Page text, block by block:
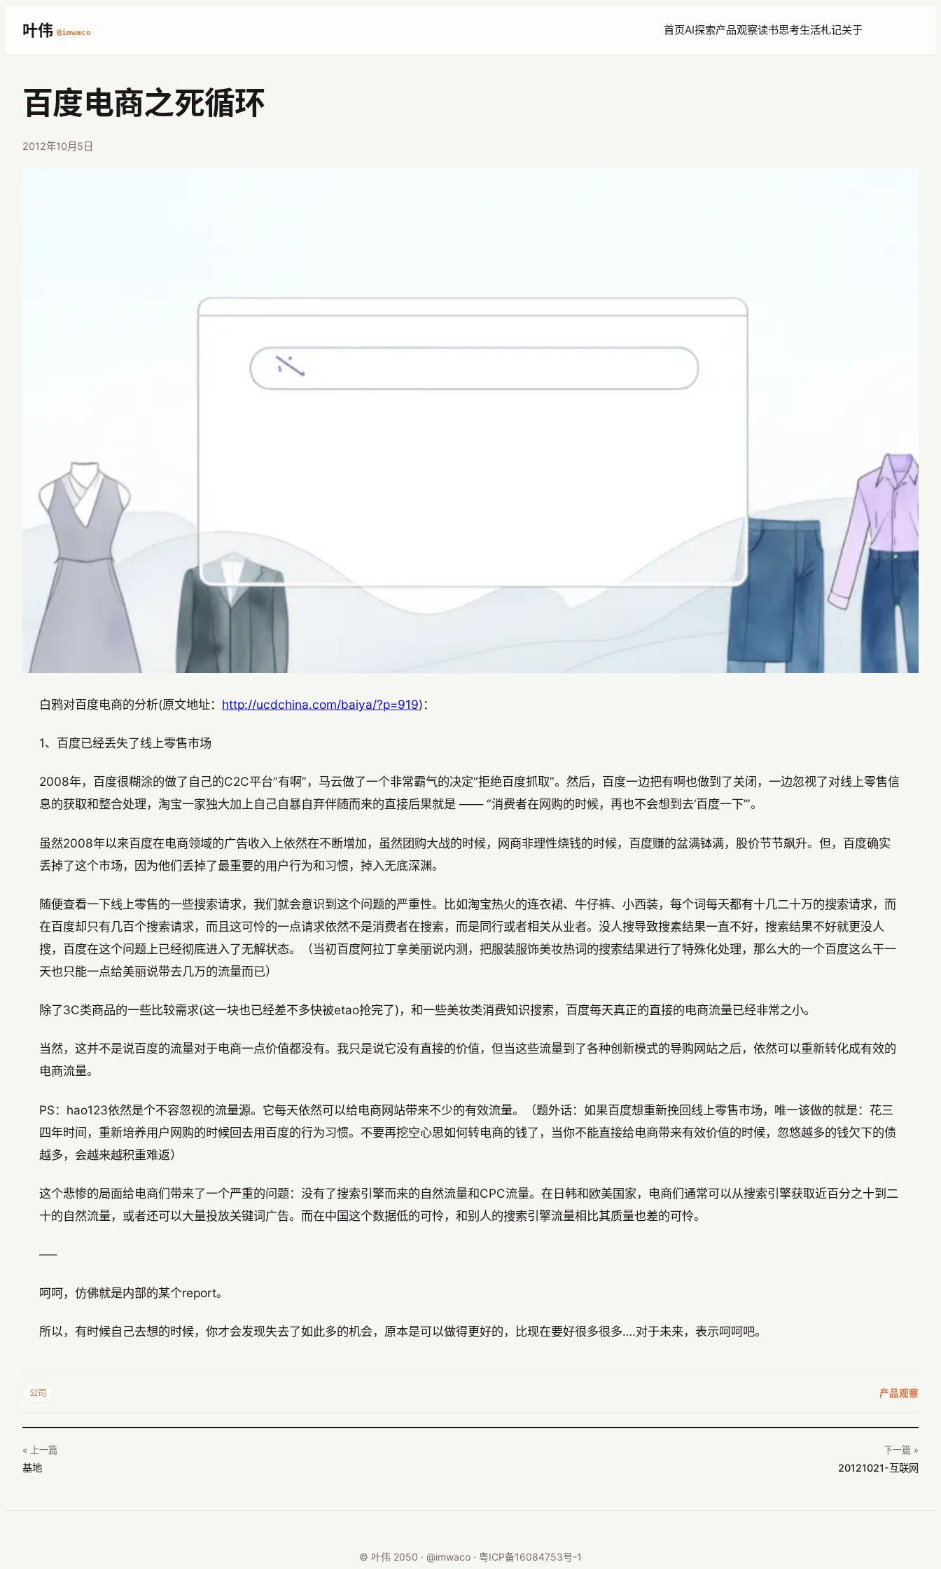
内
叶伟 @imwaco 首页AI探索产品观察读书思考生活札记关于
百度电商之死循环
2012年10月5日
白鸦对百度电商的分析(原文地址： http://ucdchina.com/baiya/?p=919)：
1、百度已经丢失了线上零售市场
2008年，百度很糊涂的做了自己的C2C平台“有啊”，马云做了一个非常霸气的决定“拒绝百度抓取”。然后，百度一边把有啊也做到了关闭，一边忽视了对线上零售信
息的获取和整合处理，淘宝一家独大加上自己自暴自弃伴随而来的直接后果就是 —— “消费者在网购的时候，再也不会想到去‘百度一下’”。
虽然2008年以来百度在电商领域的广告收入上依然在不断增加，虽然团购大战的时候，网商非理性烧钱的时候，百度赚的盆满钵满，股价节节飙升。但，百度确实
丢掉了这个市场，因为他们丢掉了最重要的用户行为和习惯，掉入无底深渊。
随便查看一下线上零售的一些搜索请求，我们就会意识到这个问题的严重性。比如淘宝热火的连衣裙、牛仔裤、小西装，每个词每天都有十几二十万的搜索请求，而
在百度却只有几百个搜索请求，而且这可怜的一点请求依然不是消费者在搜索，而是同行或者相关从业者。没人搜导致搜素结果一直不好，搜索结果不好就更没人
搜，百度在这个问题上已经彻底进入了无解状态。（当初百度阿拉丁拿美丽说内测，把服装服饰美妆热词的搜索结果进行了特殊化处理，那么大的一个百度这么干一
天也只能一点给美丽说带去几万的流量而已）
除了3C类商品的一些比较需求(这一块也已经差不多快被etao抢完了)，和一些美妆类消费知识搜索，百度每天真正的直接的电商流量已经非常之小。
当然，这并不是说百度的流量对于电商一点价值都没有。我只是说它没有直接的价值，但当这些流量到了各种创新模式的导购网站之后，依然可以重新转化成有效的
电商流量。
PS：hao123依然是个不容忽视的流量源。它每天依然可以给电商网站带来不少的有效流量。（题外话：如果百度想重新挽回线上零售市场，唯一该做的就是：花三
四年时间，重新培养用户网购的时候回去用百度的行为习惯。不要再挖空心思如何转电商的钱了，当你不能直接给电商带来有效价值的时候，忽悠越多的钱欠下的债
越多，会越来越积重难返）
这个悲惨的局面给电商们带来了一个严重的问题：没有了搜索引擎而来的自然流量和CPC流量。在日韩和欧美国家，电商们通常可以从搜索引擎获取近百分之十到二
十的自然流量，或者还可以大量投放关键词广告。而在中国这个数据低的可怜，和别人的搜索引擎流量相比其质量也差的可怜。
—–
呵呵，仿佛就是内部的某个report。
所以，有时候自己去想的时候，你才会发现失去了如此多的机会，原本是可以做得更好的，比现在要好很多很多….对于未来，表示呵呵吧。
公司 产品观察
« 上一篇
基地
下一篇 »
20121021-互联网
© 叶伟 2050 · @imwaco · 粤ICP备16084753号-1